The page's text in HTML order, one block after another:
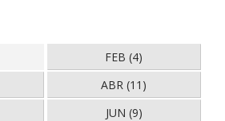
FEB (4)
ABR (11)
JUN (9)